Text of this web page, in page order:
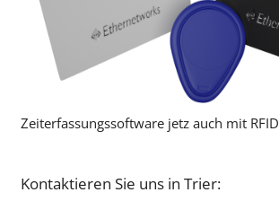
Zeiterfassungssoftware jetz auch mit RFID
Kontaktieren Sie uns in Trier: